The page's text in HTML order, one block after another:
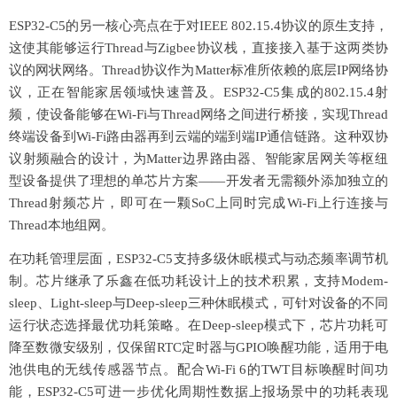
ESP32-C5的另一核心亮点在于对IEEE 802.15.4协议的原生支持，
这使其能够运行Thread与Zigbee协议栈，直接接入基于这两类协
议的网状网络。Thread协议作为Matter标准所依赖的底层IP网络协
议，正在智能家居领域快速普及。ESP32-C5集成的802.15.4射
频，使设备能够在Wi-Fi与Thread网络之间进行桥接，实现Thread
终端设备到Wi-Fi路由器再到云端的端到端IP通信链路。这种双协
议射频融合的设计，为Matter边界路由器、智能家居网关等枢纽
型设备提供了理想的单芯片方案——开发者无需额外添加独立的
Thread射频芯片，即可在一颗SoC上同时完成Wi-Fi上行连接与
Thread本地组网。
在功耗管理层面，ESP32-C5支持多级休眠模式与动态频率调节机
制。芯片继承了乐鑫在低功耗设计上的技术积累，支持Modem-
sleep、Light-sleep与Deep-sleep三种休眠模式，可针对设备的不同
运行状态选择最优功耗策略。在Deep-sleep模式下，芯片功耗可
降至数微安级别，仅保留RTC定时器与GPIO唤醒功能，适用于电
池供电的无线传感器节点。配合Wi-Fi 6的TWT目标唤醒时间功
能，ESP32-C5可进一步优化周期性数据上报场景中的功耗表现